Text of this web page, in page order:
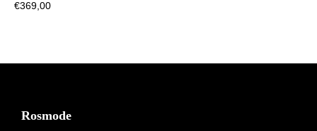
€369,00
Footer
Rosmode